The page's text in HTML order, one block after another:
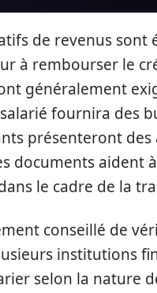
de revenus
à rembourser le
généralement
salarié fournira des
présenteront des
documents aident
le cadre de la
conseillé de
institutions
selon la nature